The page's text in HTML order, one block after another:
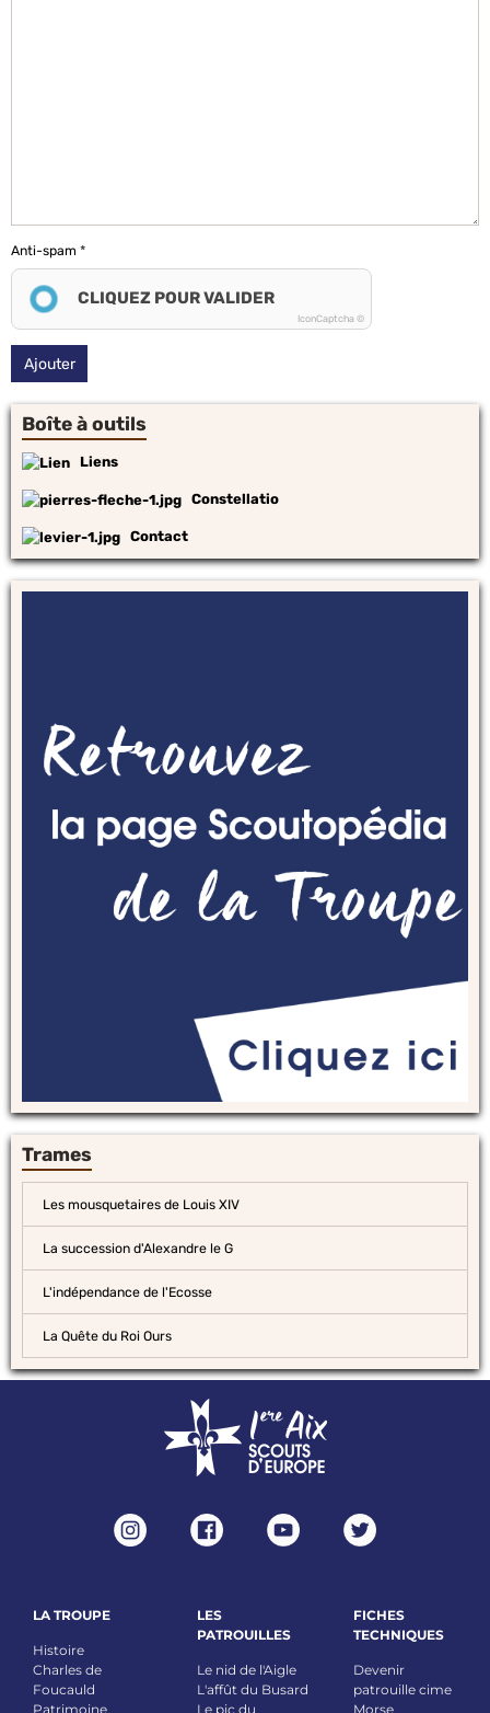
Anti-spam
CLIQUEZ POUR VALIDER
IconCaptcha ©
Ajouter
Boîte à outils
Liens
Constellatio
Contact
Trames
Les mousquetaires de Louis XIV
La succession d'Alexandre le G
L'indépendance de l'Ecosse
La Quête du Roi Ours
LA TROUPE
Histoire
Charles de
Foucauld
Patrimoine
LES
PATROUILLES
Le nid de l'Aigle
L'affût du Busard
Le pic du
FICHES
TECHNIQUES
Devenir
patrouille cime
Morse